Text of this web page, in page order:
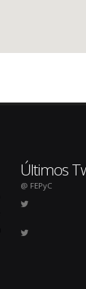
Últimos
@ FEPyC